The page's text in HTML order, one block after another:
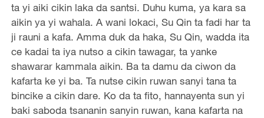
ta yi aiki cikin laka da santsi. Duhu kuma, ya kara sa
aikin ya yi wahala. A wani lokaci, Su Qin ta fadi har ta
ji rauni a kafa. Amma duk da haka, Su Qin, wadda ita
ce kadai ta iya nutso a cikin tawagar, ta yanke
shawarar kammala aikin. Ba ta damu da ciwon da
kafarta ke yi ba. Ta nutse cikin ruwan sanyi tana ta
bincike a cikin dare. Ko da ta fito, hannayenta sun yi
baki saboda tsananin sanyin ruwan, kana kafarta na